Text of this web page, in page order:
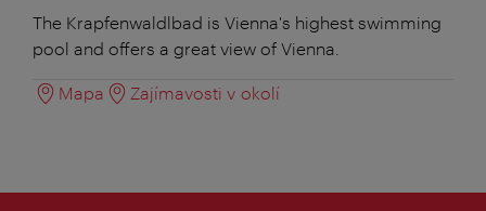
The Krapfenwaldlbad is Vienna's highest swimming
pool and offers a great view of Vienna.
Mapa Zajímavosti v okolí